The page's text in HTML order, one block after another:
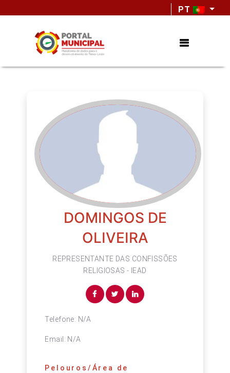
PT
DOMINGOS DE
OLIVEIRA
REPRESENTANTE DAS CONFISSÕES
RELIGIOSAS - IEAD
Telefone: N/A
Email: N/A
Pelouros/Área de